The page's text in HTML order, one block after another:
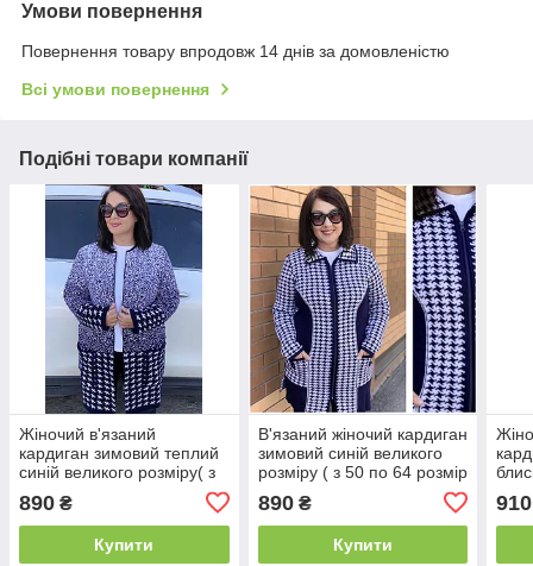
Умови повернення
Повернення товару впродовж 14 днів за домовленістю
Всі умови повернення
Подібні товари компанії
Жіночий в'язаний
кардиган зимовий теплий
синій великого розміру( з
890 ₴
Купити
В'язаний жіночий кардиган
зимовий синій великого
розміру ( з 50 по 64 розмір
890₴
Купити
910